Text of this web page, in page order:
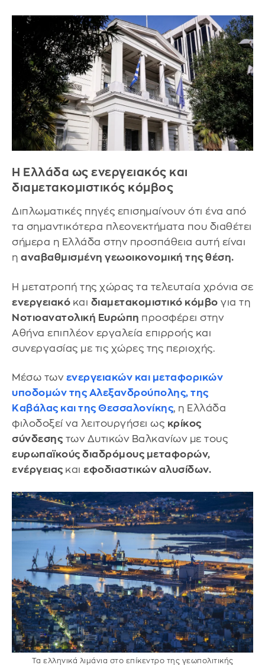
Η Ελλάδα ως ενεργειακός και
διαμετακομιστικός κόμβος
Διπλωματικές πηγές επισημαίνουν ότι ένα από
τα σημαντικότερα πλεονεκτήματα που διαθέτει
σήμερα η Ελλάδα στην προσπάθεια αυτή είναι
η αναβαθμισμένη γεωοικονομική της θέση.
Η μετατροπή της χώρας τα τελευταία χρόνια σε
ενεργειακό και διαμετακομιστικό κόμβο για τη
Νοτιοανατολική Ευρώπη προσφέρει στην
Αθήνα επιπλέον εργαλεία επιρροής και
συνεργασίας με τις χώρες της περιοχής.
Μέσω των ενεργειακών και μεταφορικών
υποδομών της Αλεξανδρούπολης, της
Καβάλας και της Θεσσαλονίκης, η Ελλάδα
φιλοδοξεί να λειτουργήσει ως κρίκος
σύνδεσης των Δυτικών Βαλκανίων με τους
ευρωπαϊκούς διαδρόμους μεταφορών,
ενέργειας και εφοδιαστικών αλυσίδων.
Τα ελληνικά λιμάνια στο επίκεντρο της γεωπολιτικής